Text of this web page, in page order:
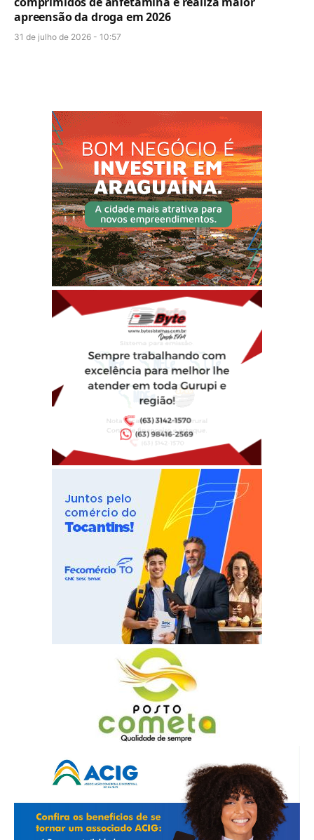
apreensão da droga em 2026
31 de julho de 2026 - 10:57